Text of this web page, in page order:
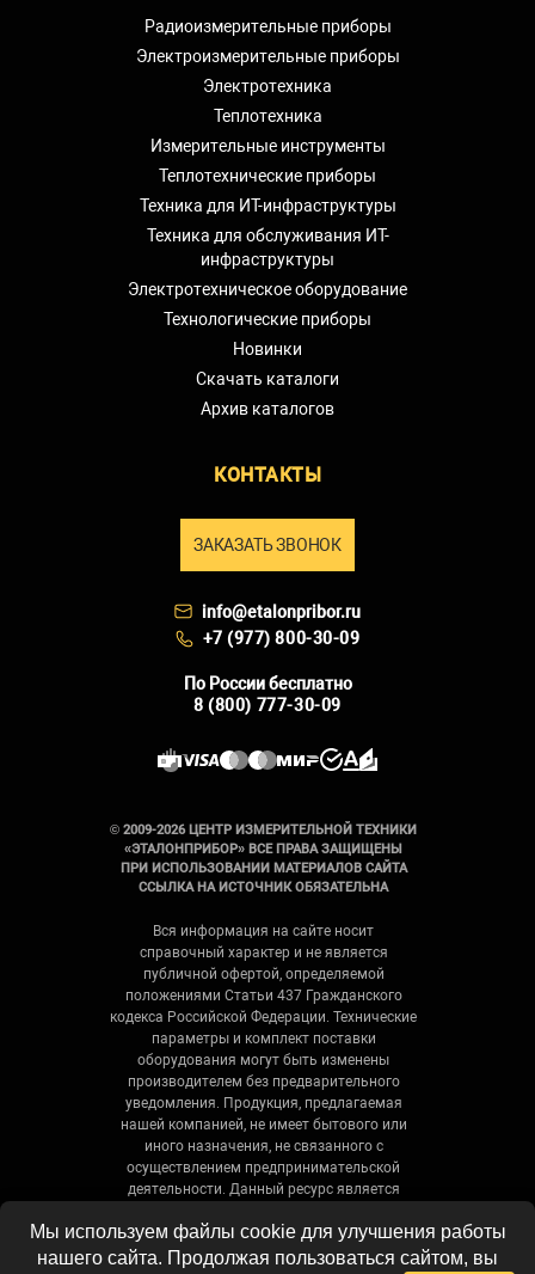
Радиоизмерительные приборы
Электроизмерительные приборы
Электротехника
Теплотехника
Измерительные инструменты
Теплотехнические приборы
Техника для ИТ-инфраструктуры
Техника для обслуживания ИТ-
инфраструктуры
Электротехническое оборудование
Технологические приборы
Новинки
Скачать каталоги
Архив каталогов
КОНТАКТЫ
ЗАКАЗАТЬ ЗВОНОК
info@etalonpribor.ru
+7 (977) 800-30-09
По России бесплатно
8 (800) 777-30-09
© 2009-2026 ЦЕНТР ИЗМЕРИТЕЛЬНОЙ ТЕХНИКИ
«ЭТАЛОНПРИБОР» ВСЕ ПРАВА ЗАЩИЩЕНЫ
ПРИ ИСПОЛЬЗОВАНИИ МАТЕРИАЛОВ САЙТА
ССЫЛКА НА ИСТОЧНИК ОБЯЗАТЕЛЬНА
Вся информация на сайте носит
справочный характер и не является
публичной офертой, определяемой
положениями Статьи 437 Гражданского
кодекса Российской Федерации. Технические
параметры и комплект поставки
оборудования могут быть изменены
производителем без предварительного
уведомления. Продукция, предлагаемая
нашей компанией, не имеет бытового или
иного назначения, не связанного с
осуществлением предпринимательской
деятельности. Данный ресурс является
не является интернет-магазином и носит
исключительно информационный характер.
Мы используем файлы cookie для улучшения работы
нашего сайта. Продолжая пользоваться сайтом, вы